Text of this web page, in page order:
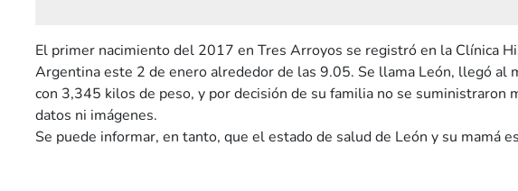
El primer nacimiento del 2017 en Tres Arroyos se registró en la Clínica
Argentina este 2 de enero alrededor de las 9.05. Se llama León, llegó al
con 3,345 kilos de peso, y por decisión de su familia no se suministraron
datos ni imágenes.
Se puede informar, en tanto, que el estado de salud de León y su mamá